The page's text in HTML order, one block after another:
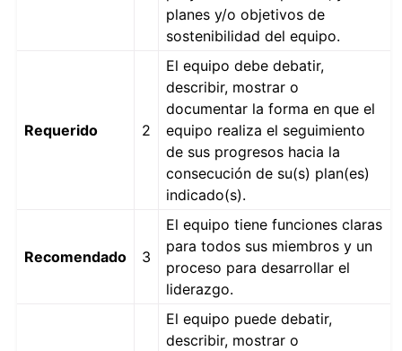
planes y/o objetivos de
sostenibilidad del equipo.
Requerido 2
El equipo debe debatir,
describir, mostrar o
documentar la forma en que el
equipo realiza el seguimiento
de sus progresos hacia la
consecución de su(s) plan(es)
indicado(s).
Recomendado 3
El equipo tiene funciones claras
para todos sus miembros y un
proceso para desarrollar el
liderazgo.
El equipo puede debatir,
describir, mostrar o